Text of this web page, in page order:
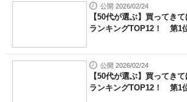
公開 2026/02/24
【50代が選ぶ】買ってき
ランキングTOP12！ 第1
公開 2026/02/24
【50代が選ぶ】買ってき
ランキングTOP12！ 第1